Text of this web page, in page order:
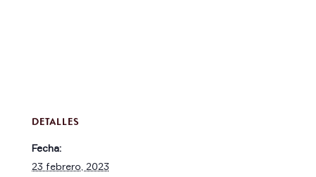
DETALLES
Fecha:
23 febrero, 2023